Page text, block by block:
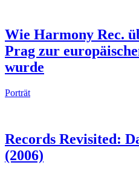
Wie Harmony Rec.
Prag zur
wurde
Porträt
Records Revisited:
(2006)